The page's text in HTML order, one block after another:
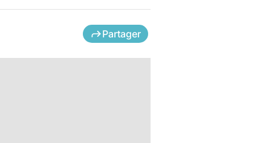
Partager